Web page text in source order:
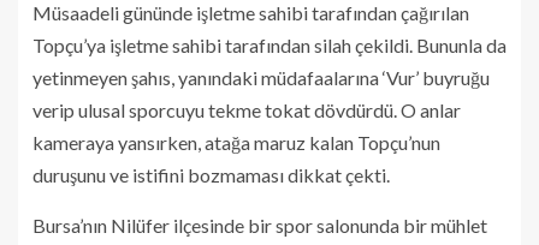
Müsaadeli gününde işletme sahibi tarafından çağırılan
Topçu’ya işletme sahibi tarafından silah çekildi. Bununla da
yetinmeyen şahıs, yanındaki müdafaalarına ‘Vur’ buyruğu
verip ulusal sporcuyu tekme tokat dövdürdü. O anlar
kameraya yansırken, atağa maruz kalan Topçu’nun
duruşunu ve istifini bozmaması dikkat çekti.
Bursa’nın Nilüfer ilçesinde bir spor salonunda bir mühlet